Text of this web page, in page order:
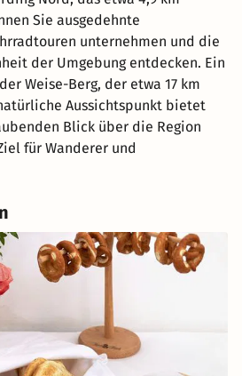
Sie ausgedehnte
unternehmen und die
der Umgebung entdecken. Ein
Weise-Berg, der etwa 17 km
Aussichtspunkt bietet
Blick über die Region
für Wanderer und